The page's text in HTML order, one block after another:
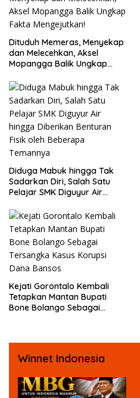
Dituduh Memeras, Menyekap
dan Melecehkan, Aksel
Mopangga Balik Ungkap
Diduga Mabuk hingga Tak
Sadarkan Diri, Salah Satu
Pelajar SMK Diguyur Air
Fisik oleh Beberapa
Temannya
Kejati Gorontalo Kembali
Tetapkan Mantan Bupati
Bone Bolango Sebagai
Winnet Indonesia